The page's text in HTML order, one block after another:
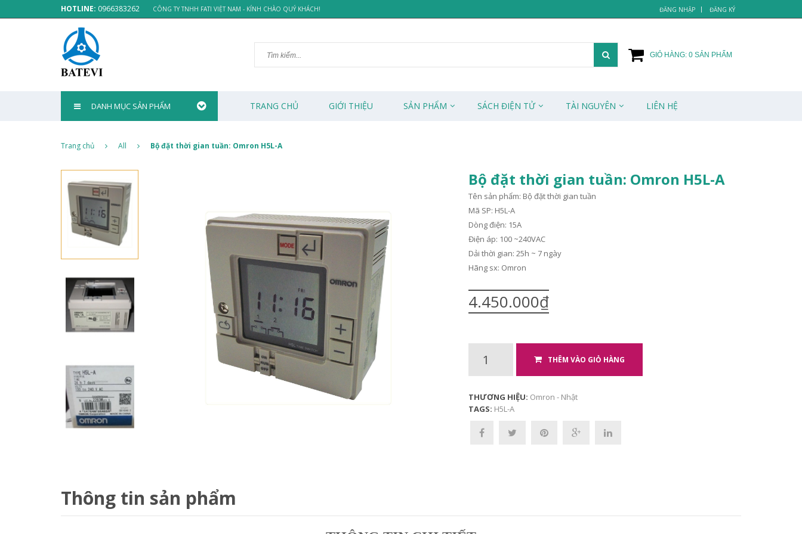
HOTLINE: 0966383262 CÔNG TY TNHH FATI VIỆT NAM - KÍNH CHÀO QUÝ KHÁCH! ĐĂNG NHẬP ĐĂNG KÝ
GIỎ HÀNG: 0 SẢN PHẨM
DANH MỤC SẢN PHẨM TRANG CHỦ GIỚI THIỆU SẢN PHẨM SÁCH ĐIỆN TỬ TÀI NGUYÊN LIÊN HỆ
Trang chủ All Bộ đặt thời gian tuần: Omron H5L-A
Bộ đặt thời gian tuần: Omron H5L-A
Tên sản phẩm: Bộ đặt thời gian tuần
Mã SP: H5L-A
Dòng điện: 15A
Điện áp: 100 ~240VAC
Dải thời gian: 25h ~ 7 ngày
Hãng sx: Omron
4.450.000₫
THÊM VÀO GIỎ HÀNG
THƯƠNG HIỆU: Omron - Nhật
TAGS: H5L-A
Thông tin sản phẩm